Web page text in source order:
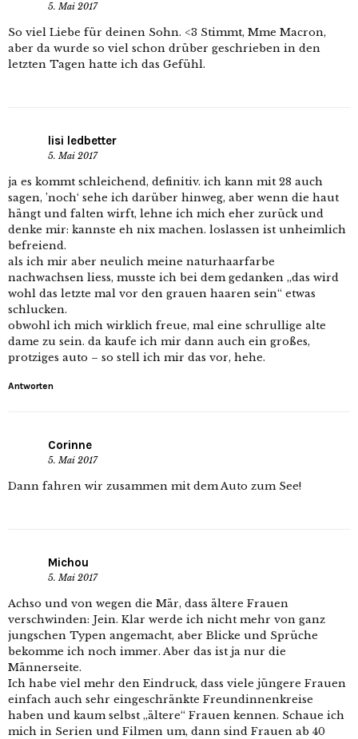
5. Mai 2017
So viel Liebe für deinen Sohn. <3 Stimmt, Mme Macron,
aber da wurde so viel schon drüber geschrieben in den
letzten Tagen hatte ich das Gefühl.
lisi ledbetter
5. Mai 2017
ja es kommt schleichend, definitiv. ich kann mit 28 auch
sagen, ’noch‘ sehe ich darüber hinweg, aber wenn die haut
hängt und falten wirft, lehne ich mich eher zurück und
denke mir: kannste eh nix machen. loslassen ist unheimlich
befreiend.
als ich mir aber neulich meine naturhaarfarbe
nachwachsen liess, musste ich bei dem gedanken „das wird
wohl das letzte mal vor den grauen haaren sein“ etwas
schlucken.
obwohl ich mich wirklich freue, mal eine schrullige alte
dame zu sein. da kaufe ich mir dann auch ein großes,
protziges auto – so stell ich mir das vor, hehe.
Antworten
Corinne
5. Mai 2017
Dann fahren wir zusammen mit dem Auto zum See!
Michou
5. Mai 2017
Achso und von wegen die Mär, dass ältere Frauen
verschwinden: Jein. Klar werde ich nicht mehr von ganz
jungschen Typen angemacht, aber Blicke und Sprüche
bekomme ich noch immer. Aber das ist ja nur die
Männerseite.
Ich habe viel mehr den Eindruck, dass viele jüngere Frauen
einfach auch sehr eingeschränkte Freundinnenkreise
haben und kaum selbst „ältere“ Frauen kennen. Schaue ich
mich in Serien und Filmen um, dann sind Frauen ab 40